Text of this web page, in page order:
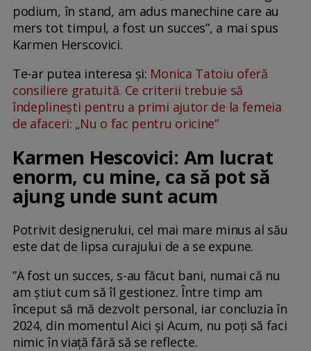
podium, în stand, am adus manechine care au
mers tot timpul, a fost un succes”, a mai spus
Karmen Herscovici.
Te-ar putea interesa și: Monica Tatoiu oferă
consiliere gratuită. Ce criterii trebuie să
îndeplinești pentru a primi ajutor de la femeia
de afaceri: „Nu o fac pentru oricine”
Karmen Hescovici: Am lucrat
enorm, cu mine, ca să pot să
ajung unde sunt acum
Potrivit designerului, cel mai mare minus al său
este dat de lipsa curajului de a se expune.
”A fost un succes, s-au făcut bani, numai că nu
am știut cum să îl gestionez. Între timp am
început să mă dezvolt personal, iar concluzia în
2024, din momentul Aici și Acum, nu poți să faci
nimic în viață fără să se reflecte.